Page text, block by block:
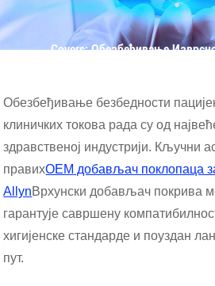
Covers: Обезбеђивање
Обезбеђивање безбедности
клиничких токова рада су од
здравственој индустрији. Кључни
правихOEM добављач поклопаца
AllynВрхунски добављач покрива
гарантује савршену
хигијенске стандарде и поуздан
пут.